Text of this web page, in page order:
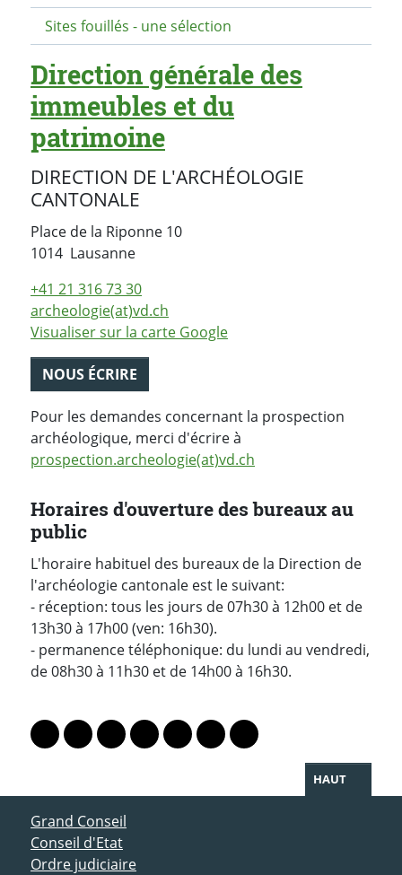
Sites fouillés - une sélection
Direction générale des
immeubles et du
patrimoine
DIRECTION DE L'ARCHÉOLOGIE
CANTONALE
Place de la Riponne 10
1014 LausanneSuisse
+41 21 316 73 30
archeologie(at)vd.ch
Visualiser sur la carte Google
NOUS ÉCRIRE
Pour les demandes concernant la prospection
archéologique, merci d'écrire à
prospection.archeologie(at)vd.ch
Horaires d'ouverture des bureaux au
public
L'horaire habituel des bureaux de la Direction de
l'archéologie cantonale est le suivant:
- réception: tous les jours de 07h30 à 12h00 et de
13h30 à 17h00 (ven: 16h30).
- permanence téléphonique: du lundi au vendredi,
de 08h30 à 11h30 et de 14h00 à 16h30.
Lien vers le profil Mastodon
Lien vers le profil Bluesky
Lien vers le profil Instagram
Lien vers le profil Linkedin
Lien vers le profil Facebook
Lien vers le profil Twitter
Partager par WhatsApp
HAUT
ACCÈS DIRECT
Grand Conseil
Conseil d'Etat
Ordre judiciaire